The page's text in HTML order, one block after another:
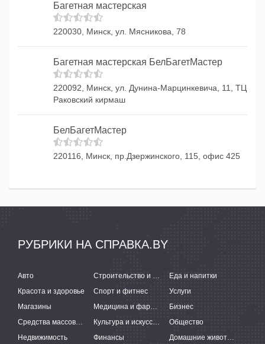
Багетная мастерская
220030, Минск, ул. Мясникова, 78
Багетная мастерская БелБагетМастер
220092, Минск, ул. Дунина-Марцинкевича, 11, ТЦ
Раковский кирмаш
БелБагетМастер
220116, Минск, пр.Дзержинского, 115, офис 425
РУБРИКИ НА СПРАВКА.BY
Авто Строительство и ремонт
Еда и напитки
Красота и здоровье
Спорт и фитнес
Услуги
Магазины
Медицина и фармацевтика
Бизнес
Средства массовой информации
Культура и искусство
Общество
Недвижимость
Финансы Домашние животные